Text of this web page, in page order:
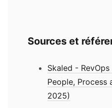
Sources et
Skaled -
People, Process
2025)